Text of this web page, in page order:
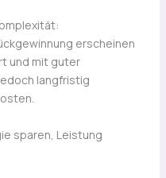
erscheinen
und mit guter
langfristig
sparen, Leistung